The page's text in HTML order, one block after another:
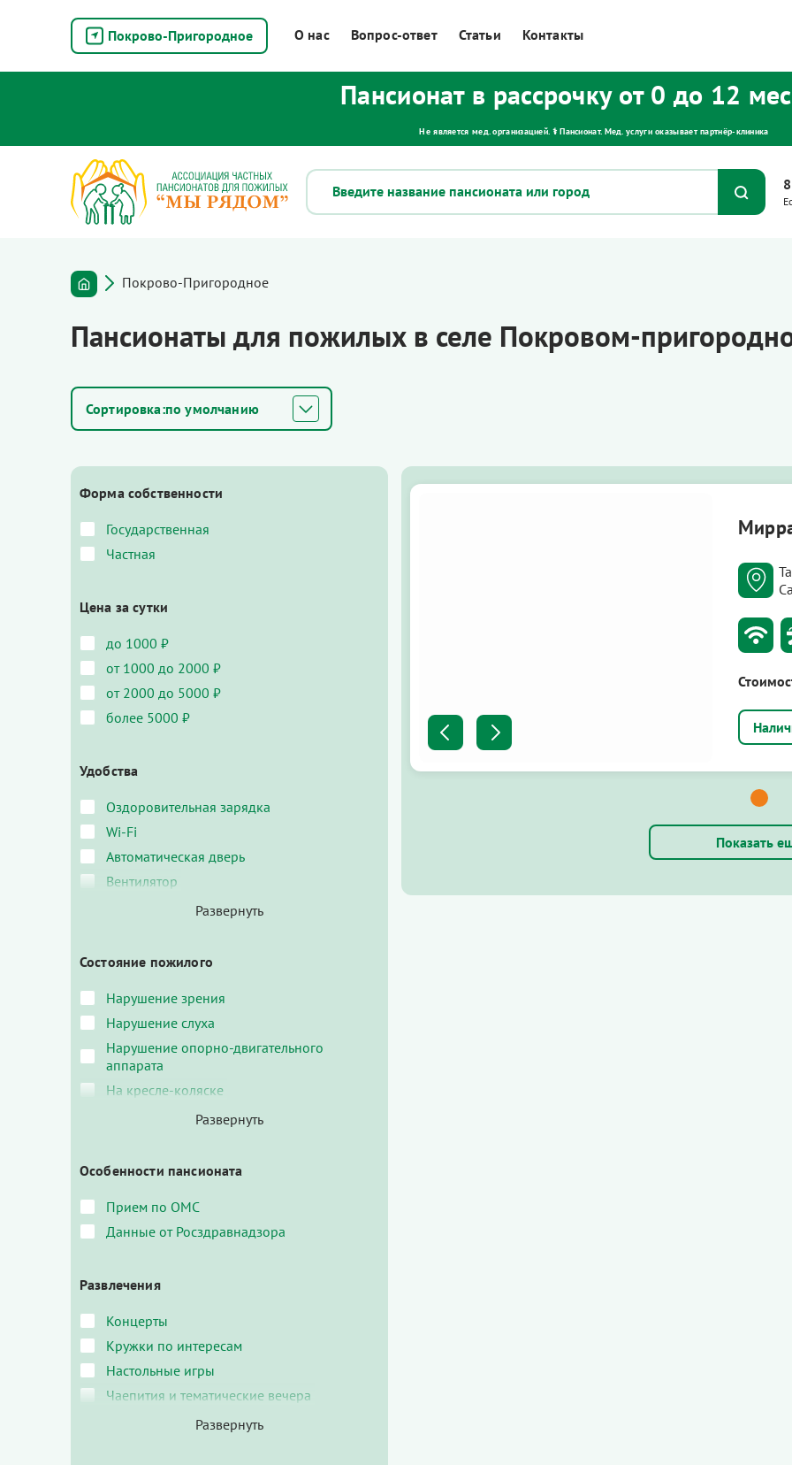
Покрово-Пригородное О нас Вопрос-ответ Статьи Контакты
Пансионат в рассрочку от 0 до 12
Не является мед. организацией. ⚕ Пансионат. Мед. услуги оказывает партнёр‑клиника
Покрово-Пригородное
Пансионаты для пожилых в селе Покровом-
по умолчанию
Показать
Форма собственности
Государственная
Частная
Цена за сутки
до 1000 ₽
от 1000 до 2000 ₽
от 2000 до 5000 ₽
более 5000 ₽
Удобства
Оздоровительная зарядка
Wi-Fi
Автоматическая дверь
Вентилятор
Состояние пожилого
Нарушение зрения
Нарушение слуха
Нарушение опорно-двигательного
аппарата
На кресле-коляске
Особенности пансионата
Прием по ОМС
Данные от Росздравнадзора
Развлечения
Концерты
Кружки по интересам
Настольные игры
Чаепития и тематические вечера